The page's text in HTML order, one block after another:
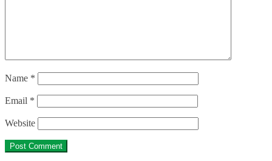
Name *
Email *
Website